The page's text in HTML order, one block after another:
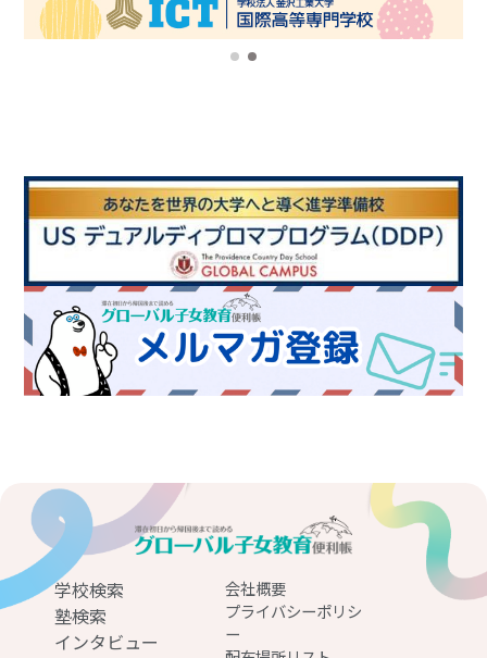
学校検索
塾検索
インタビュー
会社概要
プライバシーポリシ
ー